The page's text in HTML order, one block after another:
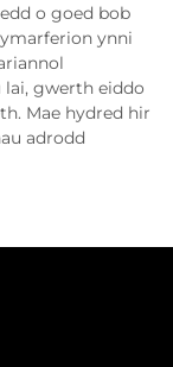
o goed bob
ynni
gwerth eiddo
Mae hydred hir
adrodd